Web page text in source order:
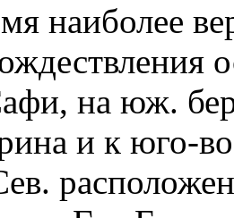
наиболее
на юж.
и к юго-